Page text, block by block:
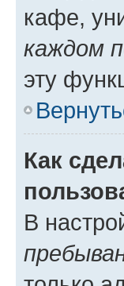
кафе,
каждом
эту
Как
В